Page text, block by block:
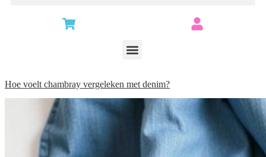
Hoe voelt chambray vergeleken met denim?